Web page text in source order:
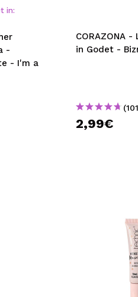
in:
-
- I'm a
CORAZONA
in Godet -
2,99€